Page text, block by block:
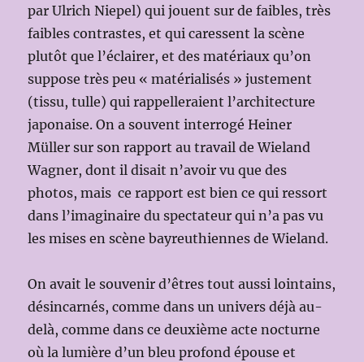
par Ulrich Niepel) qui jouent sur de faibles, très
faibles contrastes, et qui caressent la scène
plutôt que l’éclairer, et des matériaux qu’on
suppose très peu « matérialisés » justement
(tissu, tulle) qui rappelleraient l’architecture
japonaise. On a souvent interrogé Heiner
Müller sur son rapport au travail de Wieland
Wagner, dont il disait n’avoir vu que des
photos, mais ce rapport est bien ce qui ressort
dans l’imaginaire du spectateur qui n’a pas vu
les mises en scène bayreuthiennes de Wieland.
On avait le souvenir d’êtres tout aussi lointains,
désincarnés, comme dans un univers déjà au-
delà, comme dans ce deuxième acte nocturne
où la lumière d’un bleu profond épouse et